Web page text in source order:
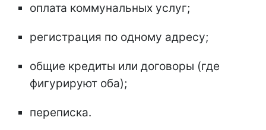
оплата коммунальных услуг;
регистрация по одному адресу;
общие кредиты или договоры (где
фигурируют оба);
переписка.